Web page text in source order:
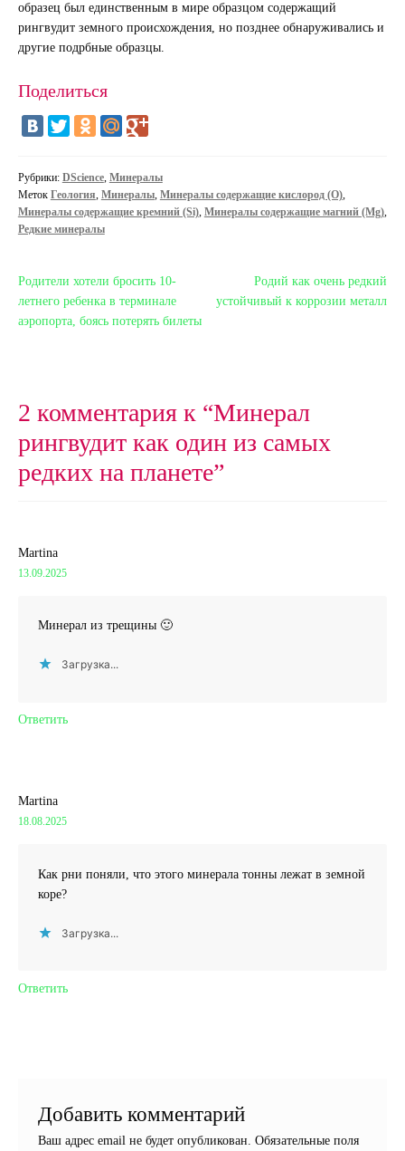
образец был единственным в мире образцом содержащий
рингвудит земного происхождения, но позднее обнаруживались и
другие подрбные образцы.
Поделиться
Рубрики: DScience, Минералы
Меток Геология, Минералы, Минералы содержащие кислород (O),
Минералы содержащие кремний (Si), Минералы содержащие магний (Mg),
Редкие минералы
Навигация
по
Предыдущая
запись:
Родители хотели бросить 10-
летнего ребенка в терминале
аэропорта, боясь потерять билеты
Следующая
запись:
Родий как очень редкий
устойчивый к коррозии металл
2 комментария к “Минерал
рингвудит как один из самых
редких на планете”
Martina
13.09.2025
Минерал из трещины 🙂
Загрузка...
Ответить
Martina
18.08.2025
Как рни поняли, что этого минерала тонны лежат в земной
коре?
Загрузка...
Ответить
Добавить комментарий
Ваш адрес email не будет опубликован. Обязательные поля